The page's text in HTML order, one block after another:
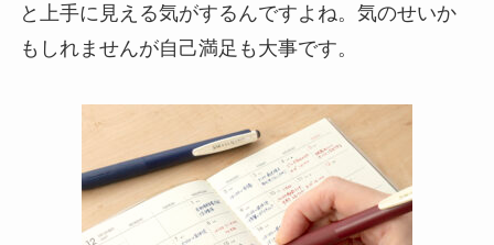
と上手に見える気がするんですよね。気のせいか
もしれませんが自己満足も大事です。